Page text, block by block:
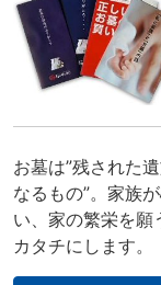
お墓は”残された
なるもの”。家族
い、家の繁栄を願
カタチにします。